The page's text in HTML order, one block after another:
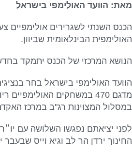
מאת: הוועד האולימפי בישראל
האולימפית הבינלאומית שביוון.
הנושא המרכזי של הכנס יתמקד
הוועד האולימפי בישראל בחר
במסלול המצוינות רג"ב במרכז
לפני יציאתם נפגשו השלושה עם
החינוך ירדן הר לב וגיא וייס